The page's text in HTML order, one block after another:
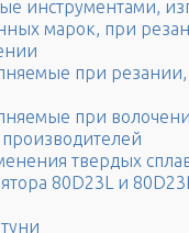
инструментами,
марок, при
при резании,
при
твердых
80D23L и